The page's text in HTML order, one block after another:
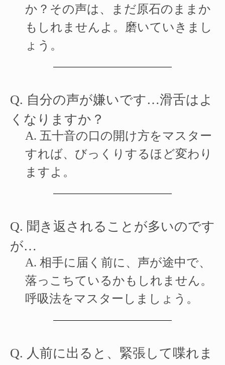
か？その声は、まだ原石のままか
もしれませんよ。磨いていきまし
ょう。
Q. 自分の声が嫌いです…滑舌はよ
くなりますか？
A. 五十音の口の開け方をマスター
すれば、びっくりするほど変わり
ますよ。
Q. 聞き返されることが多いのです
が…
A. 相手に届く前に、声が途中で、
落っこちているかもしれません。
呼吸法をマスターしましょう。
Q. 人前に出ると、緊張して喋れま